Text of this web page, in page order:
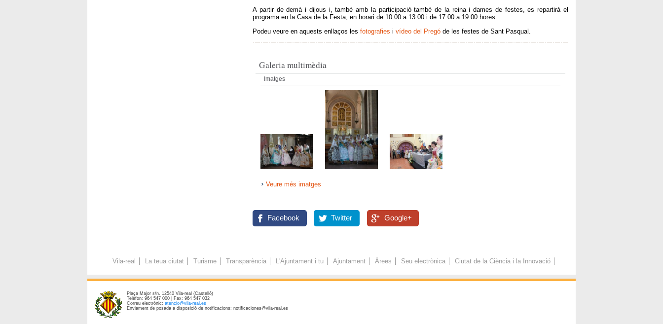
A partir de demà i dijous i, també amb la participació també de la reina i dames de festes, es repartirà el
programa en la Casa de la Festa, en horari de 10.00 a 13.00 i de 17.00 a 19.00 hores.
Podeu veure en aquests enllaços les fotografies i vídeo del Pregó de les festes de Sant Pasqual.
Galeria multimèdia
Imatges
Veure més imatges
Facebook Twitter Google+
Vila-real La teua ciutat Turisme Transparència L'Ajuntament i tu Ajuntament Àrees Seu electrònica Ciutat de la Ciència i la Innovació
Plaça Major s/n. 12540 Vila-real (Castelló)
Telèfon: 964 547 000 | Fax: 964 547 032
Correu electrònic: atencio@vila-real.es
Enviament de posada a disposició de notificacions: notificaciones@vila-real.es